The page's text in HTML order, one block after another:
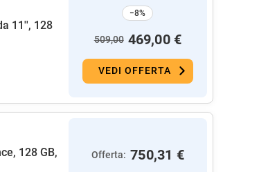
11'', 128
−8%
509,00 469,00 €
VEDI OFFERTA
128 GB,
Offerta: 750,31 €